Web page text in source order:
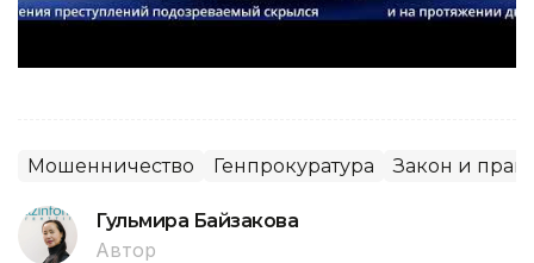
Мошенничество Генпрокуратура Закон и
Гульмира Байзакова
Автор